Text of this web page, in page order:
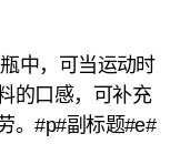
中，可当运动时
的口感，可补充
。#p#副标题#e#